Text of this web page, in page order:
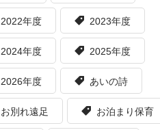
2022年度 2023年度
2024年度 2025年度
2026年度 あいの詩
お別れ遠足 お泊まり保育